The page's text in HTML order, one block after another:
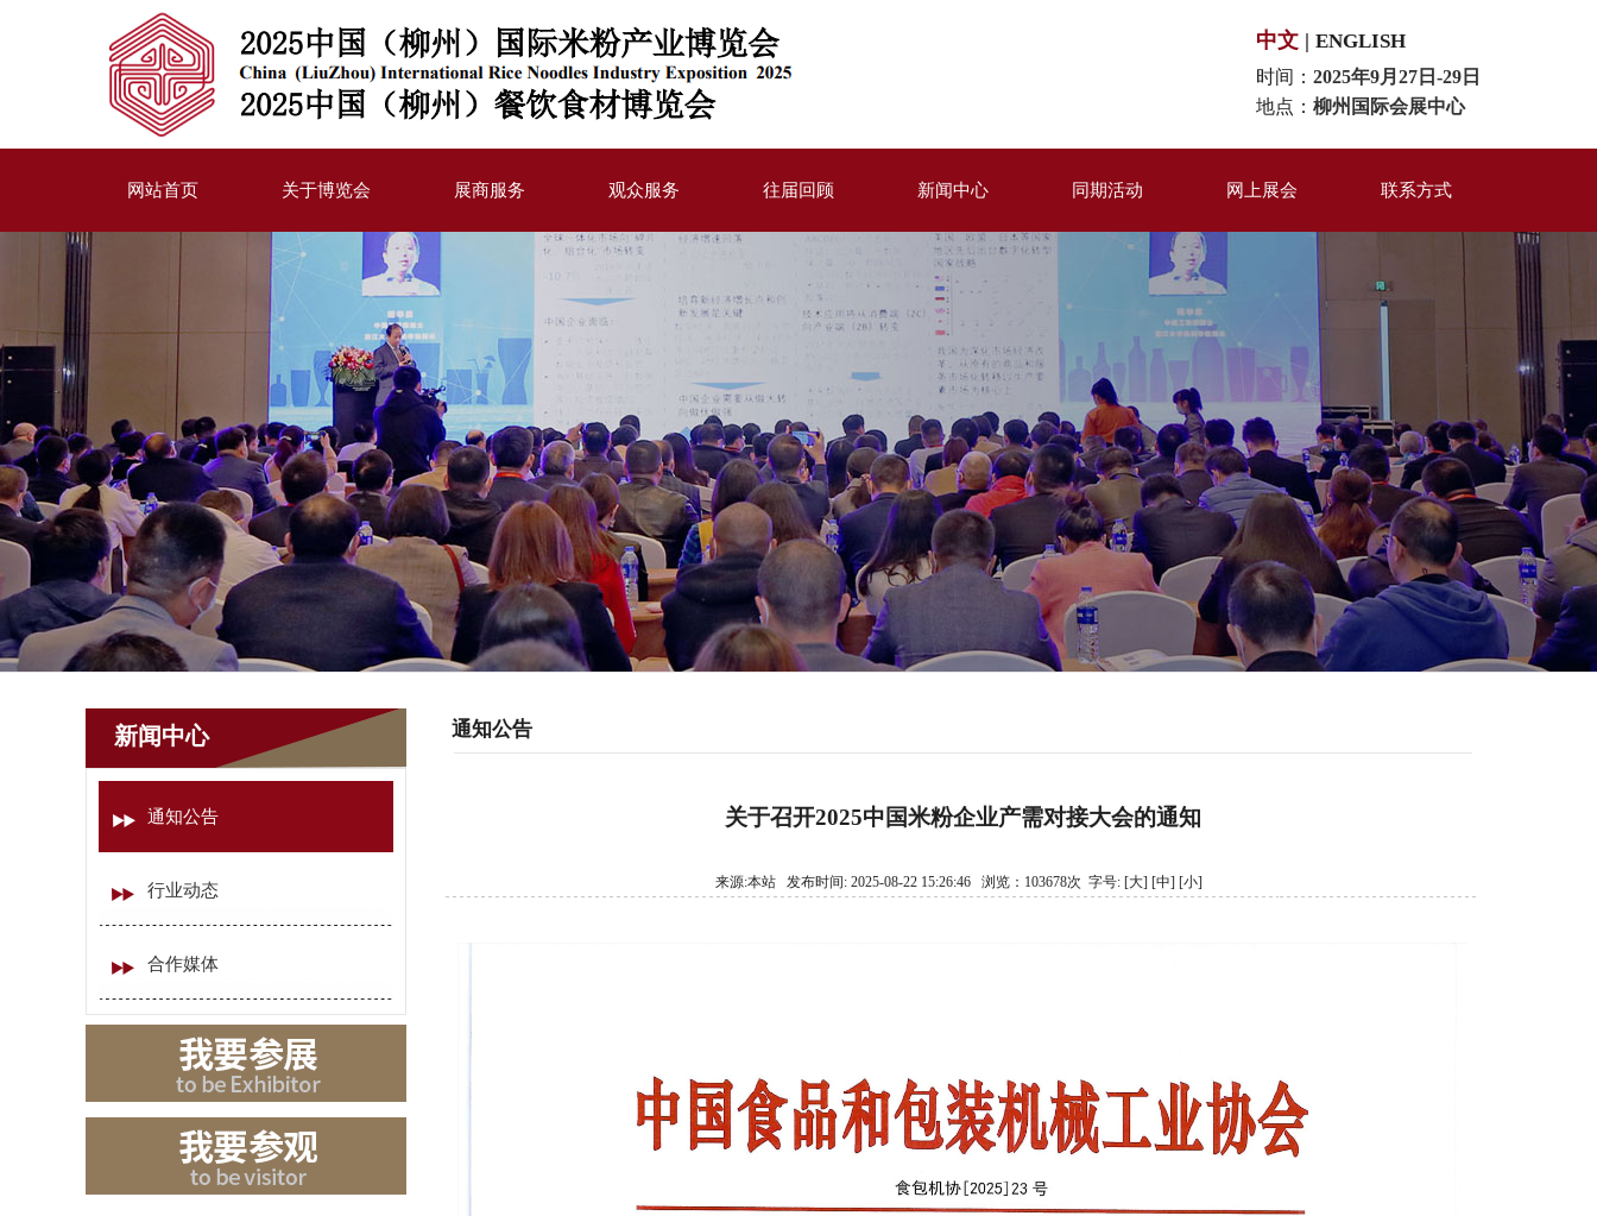
中文 | ENGLISH
时间： 2025年9月27日-29日
地点： 柳州国际会展中心
网站首页 关于博览会
博览会简介
宣传计划
合作伙伴
下载中心
展商服务
同期活动赞助
展商登录
观众服务
住宿信息
往届回顾
2022年活动
2023年活动
2024年活动
新闻中心
通知公告
行业动态
合作媒体
同期活动 网上展会
米粉机械装备展区
米粉供应链展区
印刷包装材料区
美食互动体验区
联系方式
在线留言
新闻中心
通知公告
行业动态
合作媒体
通知公告
关于召开2025中国米粉企业产需对接大会的通知
来源:本站 发布时间: 2025-08-22 15:26:46 浏览：103678次 字号: [大] [中] [小]